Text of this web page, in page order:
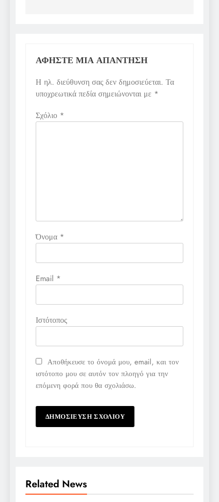
ΑΦΉΣΤΕ ΜΙΑ ΑΠΆΝΤΗΣΗ
Η ηλ. διεύθυνση σας δεν δημοσιεύεται. Τα
υποχρεωτικά πεδία σημειώνονται με *
Σχόλιο *
Όνομα *
Email *
Ιστότοπος
Αποθήκευσε το όνομά μου, email, και τον
ιστότοπο μου σε αυτόν τον πλοηγό για την
επόμενη φορά που θα σχολιάσω.
Related News